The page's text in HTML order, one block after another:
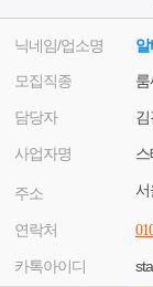
닉네임/업소명
모집직종
담당자 김
사업자명 스
주소 서
연락처
카톡아이디